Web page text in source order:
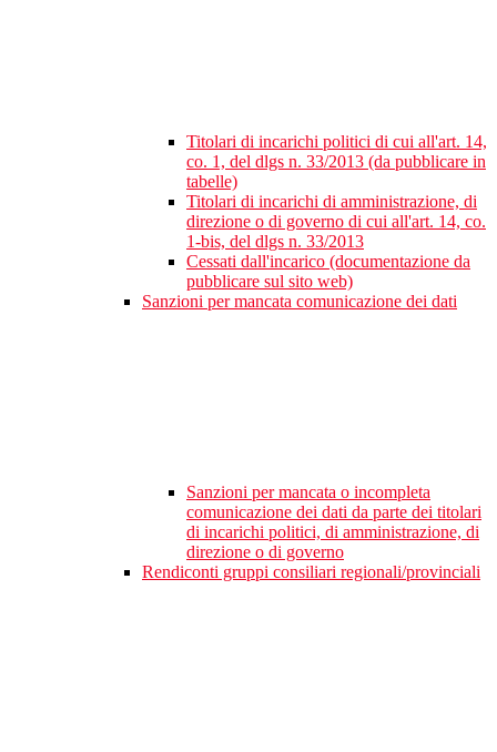
Titolari di incarichi politici di cui all'art. 14,
co. 1, del dlgs n. 33/2013 (da pubblicare in
tabelle)
Titolari di incarichi di amministrazione, di
direzione o di governo di cui all'art. 14, co.
1-bis, del dlgs n. 33/2013
Cessati dall'incarico (documentazione da
pubblicare sul sito web)
Sanzioni per mancata comunicazione dei dati
Sanzioni per mancata o incompleta
comunicazione dei dati da parte dei titolari
di incarichi politici, di amministrazione, di
direzione o di governo
Rendiconti gruppi consiliari regionali/provinciali